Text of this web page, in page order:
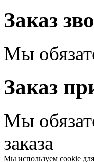
Заказ
Мы
Заказ
Мы
заказа
Мы используем cookie